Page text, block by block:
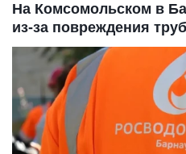
На Комсомольском в
из-за повреждения труб